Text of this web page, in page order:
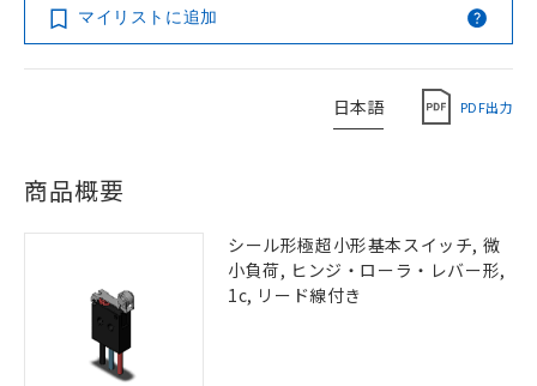
マイリストに追加
日本語 PDF出力
商品概要
シール形極超小形基本スイッチ, 微
小負荷, ヒンジ・ローラ・レバー形,
1c, リード線付き